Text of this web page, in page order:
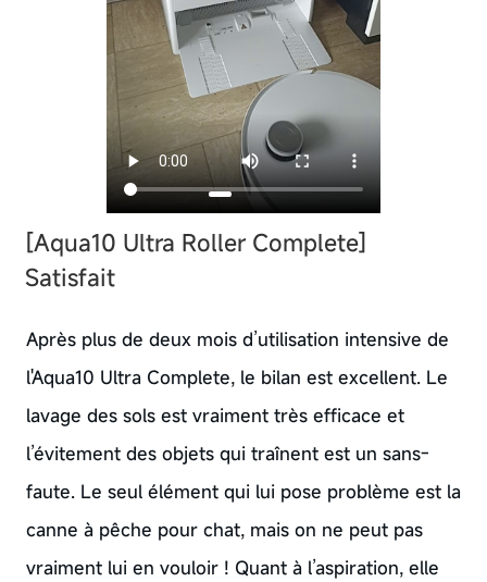
[Aqua10 Ultra Roller Complete]
Satisfait
Après plus de deux mois d’utilisation intensive de
l'Aqua10 Ultra Complete, le bilan est excellent. Le
lavage des sols est vraiment très efficace et
l’évitement des objets qui traînent est un sans-
faute. Le seul élément qui lui pose problème est la
canne à pêche pour chat, mais on ne peut pas
vraiment lui en vouloir ! Quant à l’aspiration, elle